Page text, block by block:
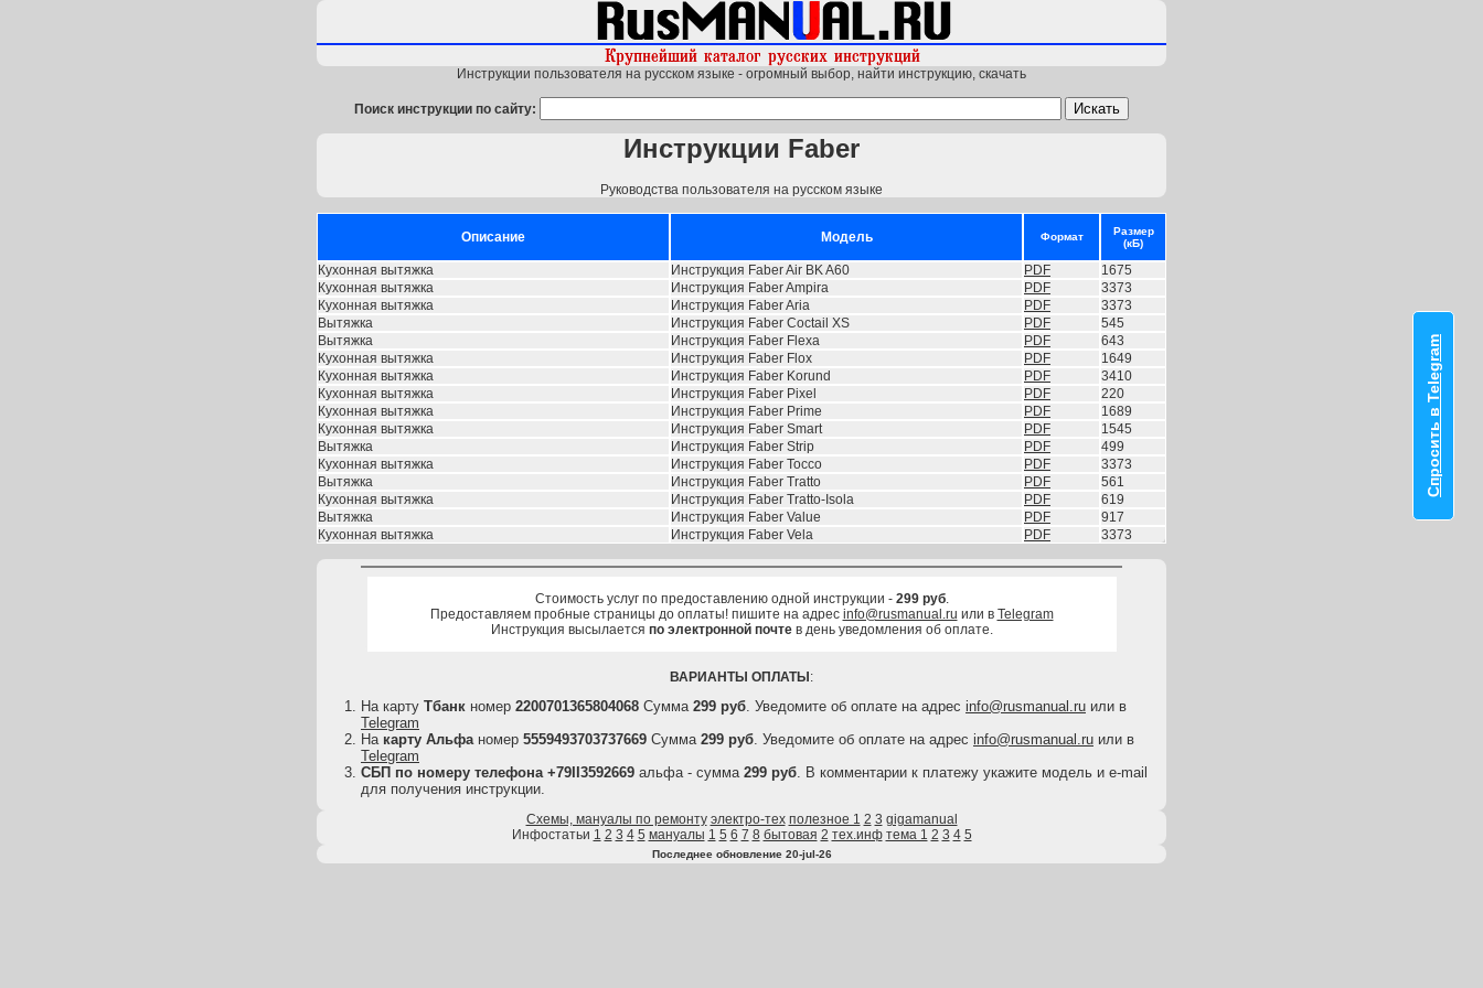
Инструкции пользователя на русском языке - огромный выбор, найти инструкцию, скачать
Поиск инструкции по сайту:
Инструкции Faber
Руководства пользователя на русском языке
Описание Модель Формат
Размер
(кБ)
Кухонная вытяжка Инструкция Faber Air BK A60 PDF
1675
Кухонная вытяжка
Инструкция Faber Ampira PDF
3373
Кухонная вытяжка
Инструкция Faber Aria PDF
3373
Вытяжка
Инструкция Faber Coctail XS PDF
545
Вытяжка
Инструкция Faber Flexa PDF
643
Кухонная вытяжка
Инструкция Faber Flox PDF
1649
Кухонная вытяжка
Инструкция Faber Korund PDF
3410
Кухонная вытяжка
Инструкция Faber Pixel PDF
220
Кухонная вытяжка
Инструкция Faber Prime PDF
1689
Кухонная вытяжка
Инструкция Faber Smart PDF
1545
Вытяжка
Инструкция Faber Strip PDF
499
Кухонная вытяжка
Инструкция Faber Tocco PDF
3373
Вытяжка
Инструкция Faber Tratto PDF
561
Кухонная вытяжка
Инструкция Faber Tratto-Isola PDF
619
Вытяжка
Инструкция Faber Value PDF
917
Кухонная вытяжка
Инструкция Faber Vela PDF 3373
Стоимость услуг по предоставлению одной инструкции - 299 руб.
Предоставляем пробные страницы до оплаты! пишите на адрес info@rusmanual.ru или в Telegram
Инструкция высылается по электронной почтев день уведомления об оплате.
ВАРИАНТЫ ОПЛАТЫ :
На карту Тбанк номер 2200701365804068 Сумма 299 руб. Уведомите об оплате на адрес info@rusmanual.ru или в
Telegram
На карту Альфаномер 5559493703737669 Сумма 299 руб. Уведомите об оплате на адрес info@rusmanual.ru или в
Telegram
СБП по номеру телефона +79II3592669 альфа - сумма 299 руб. В комментарии к платежу укажите модель и e-mail
для получения инструкции.
Схемы, мануалы по ремонту электро-тех полезное 1 2 3 gigamanual
Инфостатьи 1 2 3 4 5 мануалы 1 5 6 7 8 бытовая 2 тех.инф тема 1 2 3 4 5
Последнее обновление 20-jul-26
Спросить в Telegram